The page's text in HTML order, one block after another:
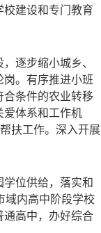
建设和专门教育
逐步缩小城乡、
岗。有序推进小班
合条件的农业转移
爱体系和工作机
扶工作。深入开展
学位供给，落实和
域内高中阶段学校
通高中，办好综合